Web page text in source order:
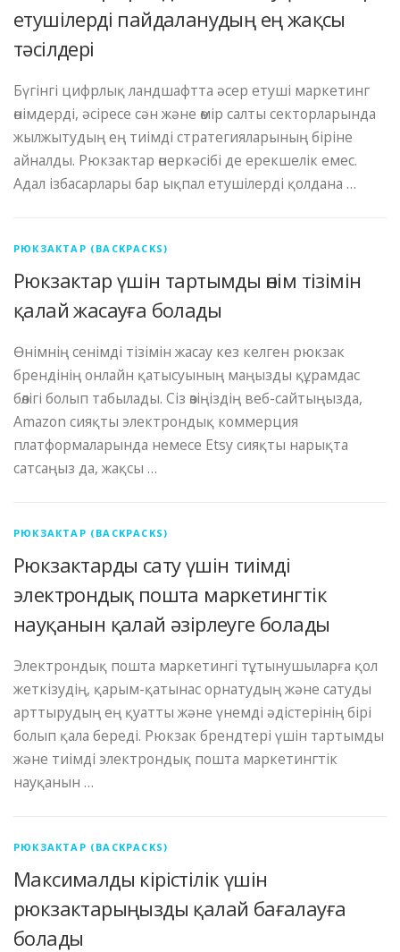
етушілерді пайдаланудың ең жақсы
тәсілдері
Бүгінгі цифрлық ландшафтта әсер етуші маркетинг
өнімдерді, әсіресе сән және өмір салты секторларында
жылжытудың ең тиімді стратегияларының біріне
айналды. Рюкзактар ​​өнеркәсібі де ерекшелік емес.
Адал ізбасарлары бар ықпал етушілерді қолдана …
РЮКЗАКТАР (BACKPACKS)
Рюкзактар ​​үшін тартымды өнім тізімін
қалай жасауға болады
Өнімнің сенімді тізімін жасау кез келген рюкзак
брендінің онлайн қатысуының маңызды құрамдас
бөлігі болып табылады. Сіз өзіңіздің веб-сайтыңызда,
Amazon сияқты электрондық коммерция
платформаларында немесе Etsy сияқты нарықта
сатсаңыз да, жақсы …
РЮКЗАКТАР (BACKPACKS)
Рюкзактарды сату үшін тиімді
электрондық пошта маркетингтік
науқанын қалай әзірлеуге болады
Электрондық пошта маркетингі тұтынушыларға қол
жеткізудің, қарым-қатынас орнатудың және сатуды
арттырудың ең қуатты және үнемді әдістерінің бірі
болып қала береді. Рюкзак брендтері үшін тартымды
және тиімді электрондық пошта маркетингтік
науқанын …
РЮКЗАКТАР (BACKPACKS)
Максималды кірістілік үшін
рюкзактарыңызды қалай бағалауға
болады